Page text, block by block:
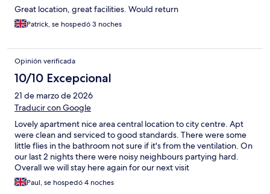
Great location, great facilities. Would return
Patrick, se hospedó 3 noches
Opinión verificada
10/10 Excepcional
21 de marzo de 2026
Traducir con Google
Lovely apartment nice area central location to city centre. Apt
were clean and serviced to good standards. There were some
little flies in the bathroom not sure if it's from the ventilation. On
our last 2 nights there were noisy neighbours partying hard.
Overall we will stay here again for our next visit
Paul, se hospedó 4 noches